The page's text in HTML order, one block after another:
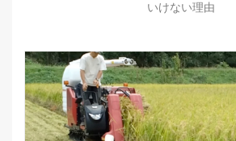
いけない理由